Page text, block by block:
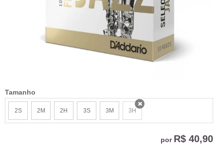
Tamanho
2S 2M 2H 3S 3M 3Hx
por R$ 40,90